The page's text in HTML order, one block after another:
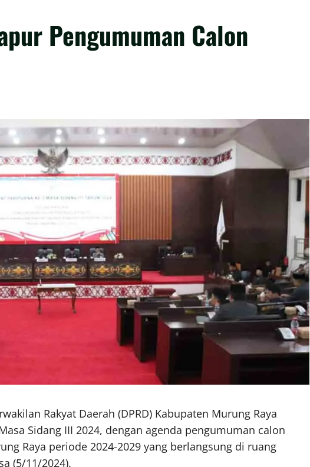
Pengumuman Calon
Rakyat Daerah (DPRD) Kabupaten Murung Raya
Sidang III 2024, dengan agenda pengumuman calon
Raya periode 2024-2029 yang berlangsung di ruang
(5/11/2024).